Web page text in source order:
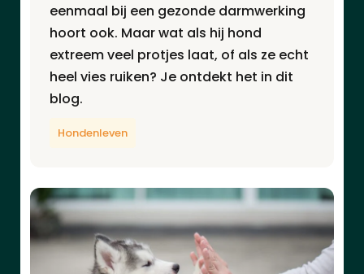
eenmaal bij een gezonde darmwerking
hoort ook. Maar wat als hij hond
extreem veel protjes laat, of als ze echt
heel vies ruiken? Je ontdekt het in dit
blog.
Hondenleven